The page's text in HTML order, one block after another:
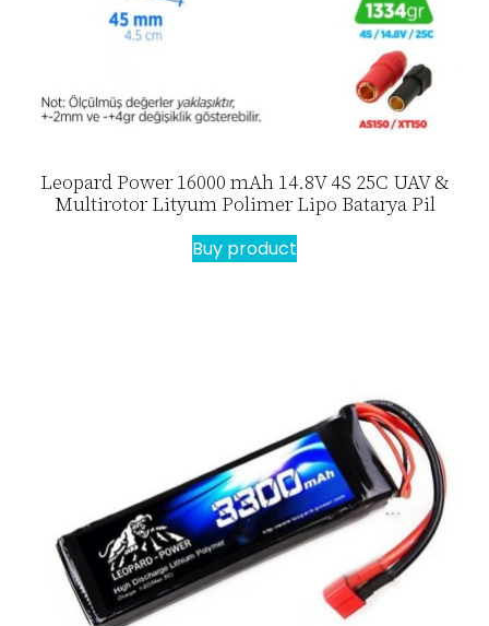
Leopard Power 16000 mAh 14.8V 4S 25C UAV &
Multirotor Lityum Polimer Lipo Batarya Pil
Buy product